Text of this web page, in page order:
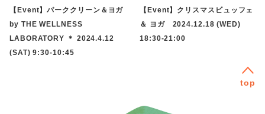
【Event】パーククリーン＆ヨガ
by THE WELLNESS
LABORATORY ＊ 2024.4.12
(SAT) 9:30-10:45
【Event】クリスマスビュッフェ
＆ ヨガ 2024.12.18 (WED)
18:30-21:00
top